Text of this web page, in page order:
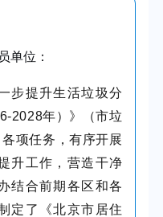
单位：
步提升生活垃圾分
2028年）》（市垃
项任务，有序开展
升工作，营造干净
结合前期各区和各
定了《北京市居住